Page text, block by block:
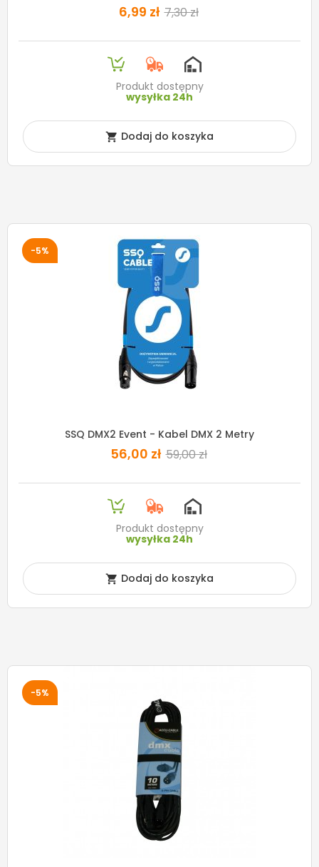
6,99 zł 7,30 zł
Produkt dostępny
wysyłka 24h
 Dodaj do koszyka
-5%
SSQ DMX2 Event - Kabel DMX 2 Metry
56,00 zł 59,00 zł
Produkt dostępny
wysyłka 24h
 Dodaj do koszyka
-5%